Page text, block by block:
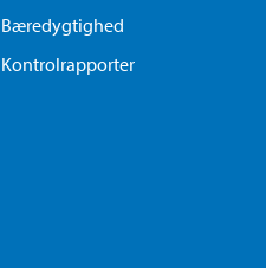
Bæredygtighed
Kontrolrapporter